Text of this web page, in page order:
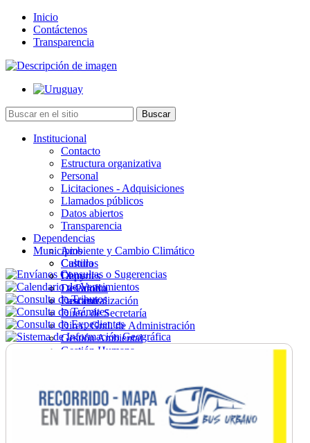
Inicio
Contáctenos
Transparencia
Institucional
Contacto
Estructura organizativa
Personal
Licitaciones - Adquisiciones
Llamados públicos
Datos abiertos
Transparencia
Dependencias
Ambiente y Cambio Climático
Cultura
Deportes
Desarrollo
Descentralización
Direc. de Secretaría
Direc. Gral. de Administración
Gestión Ambiental
Gestión Humana
Ordenamiento
Promoción Social
Salud
Secretaría General
Municipios
Castillos
Chuy
La Paloma
Lascano